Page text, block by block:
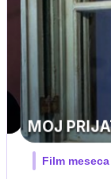
UEFA
V živo na